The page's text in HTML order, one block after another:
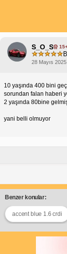
S_O_S
28 Mayıs
10 yaşında 400 bini
sorundan falan haberi
2 yaşında 80bine
yani belli olmuyor
Benzer konular:
accent blue 1.6 crdi